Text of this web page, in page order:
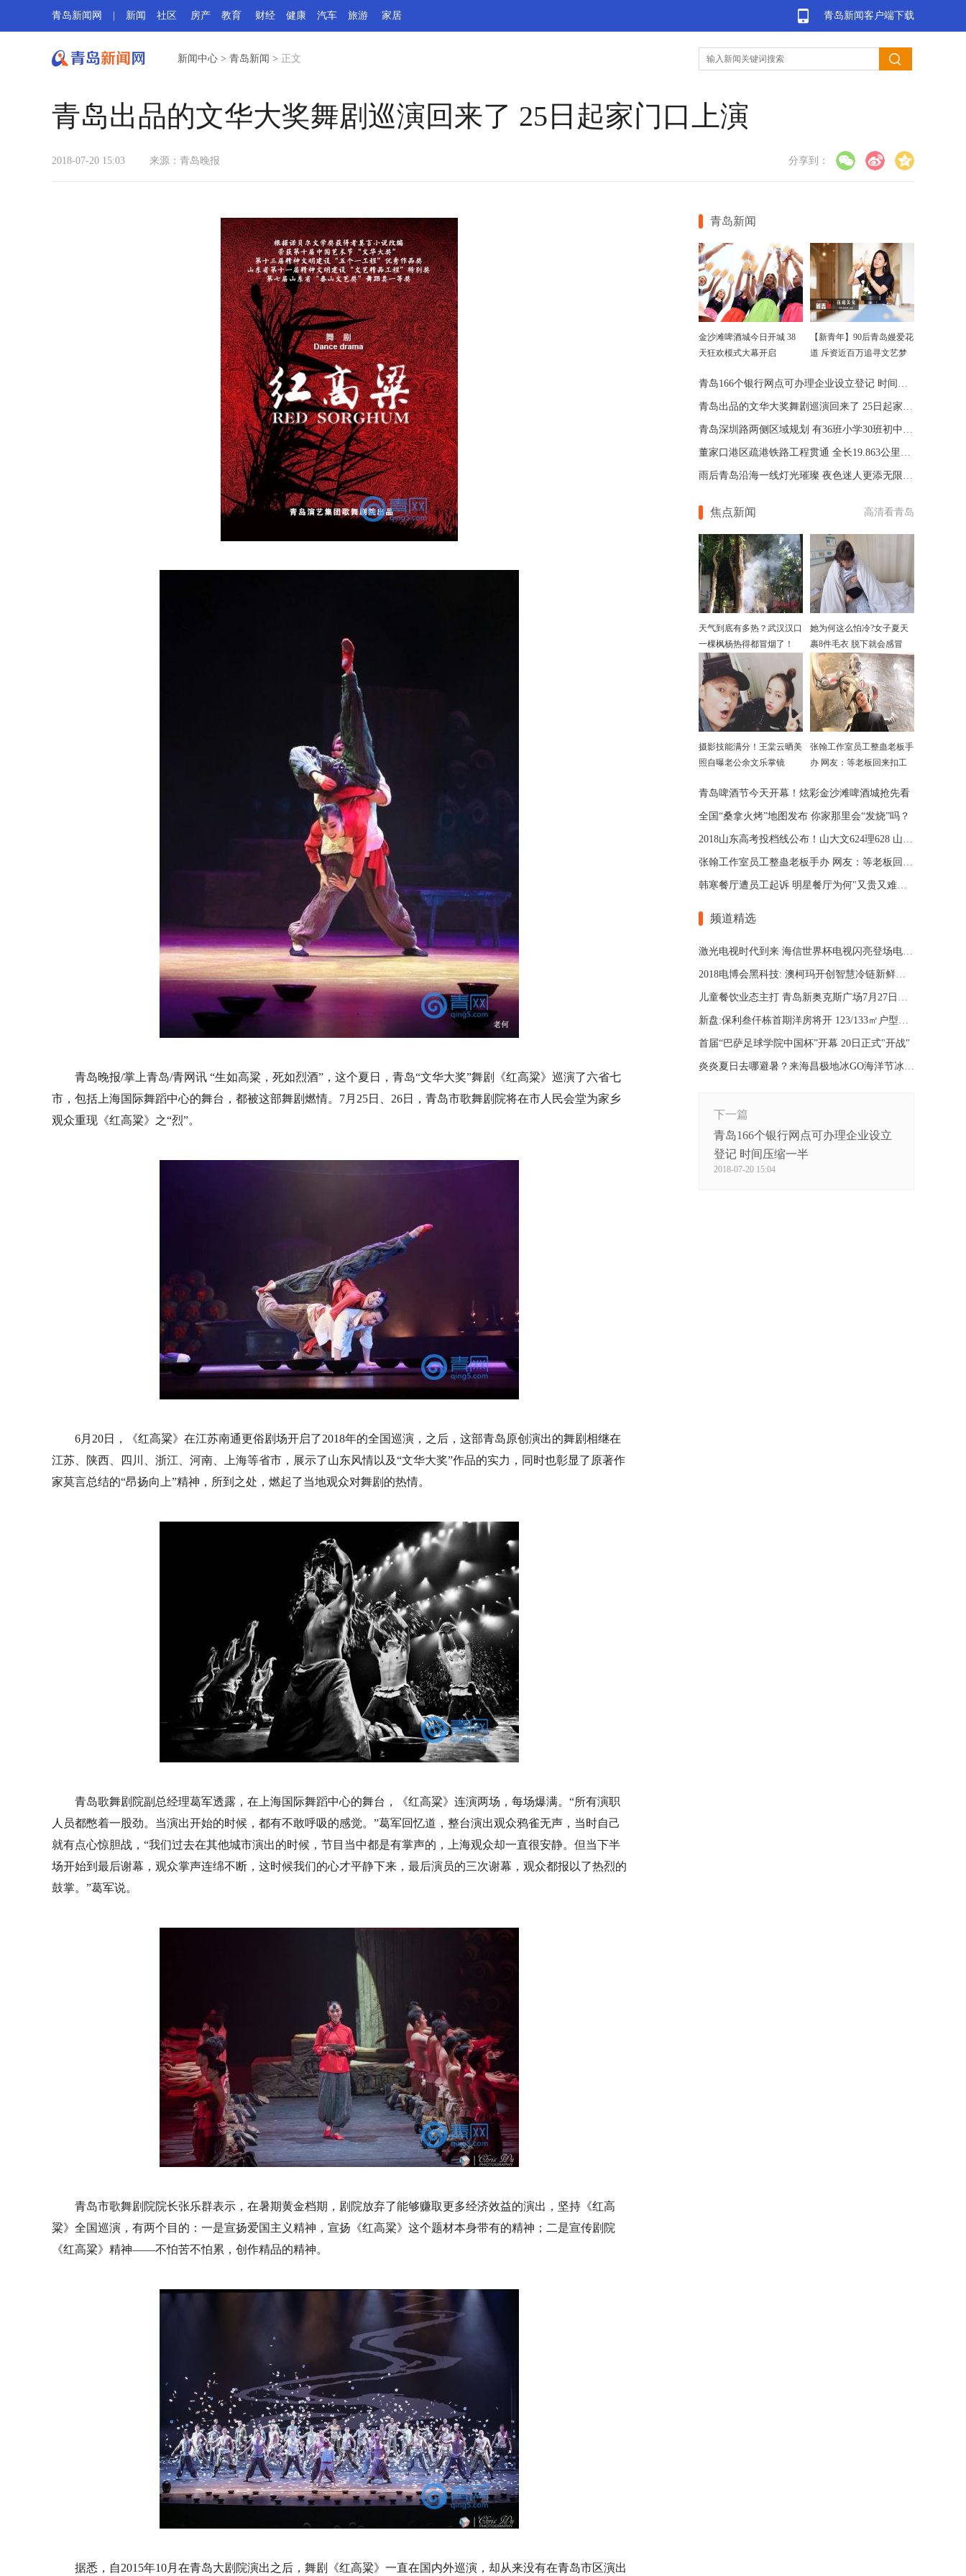
青岛新闻客户端下载
青岛新闻网 新闻 社区 房产 教育 财经 健康 汽车 旅游 家居
新闻中心 > 青岛新闻 > 正文
青岛出品的文华大奖舞剧巡演回来了 25日起家门口上演
2018-07-20 15:03 来源： 青岛晚报 分享到：
青岛晚报/掌上青岛/青网讯 “生如高粱，死如烈酒”，这个夏日，青岛“文华大奖”舞剧《红高粱》巡演了六省七
市，包括上海国际舞蹈中心的舞台，都被这部舞剧燃情。7月25日、26日，青岛市歌舞剧院将在市人民会堂为家乡
观众重现《红高粱》之“烈”。
6月20日，《红高粱》在江苏南通更俗剧场开启了2018年的全国巡演，之后，这部青岛原创演出的舞剧相继在
江苏、陕西、四川、浙江、河南、上海等省市，展示了山东风情以及“文华大奖”作品的实力，同时也彰显了原著作
家莫言总结的“昂扬向上”精神，所到之处，燃起了当地观众对舞剧的热情。
青岛歌舞剧院副总经理葛军透露，在上海国际舞蹈中心的舞台，《红高粱》连演两场，每场爆满。“所有演职
人员都憋着一股劲。当演出开始的时候，都有不敢呼吸的感觉。”葛军回忆道，整台演出观众鸦雀无声，当时自己
就有点心惊胆战，“我们过去在其他城市演出的时候，节目当中都是有掌声的，上海观众却一直很安静。但当下半
场开始到最后谢幕，观众掌声连绵不断，这时候我们的心才平静下来，最后演员的三次谢幕，观众都报以了热烈的
鼓掌。”葛军说。
青岛市歌舞剧院院长张乐群表示，在暑期黄金档期，剧院放弃了能够赚取更多经济效益的演出，坚持《红高
粱》全国巡演，有两个目的：一是宣扬爱国主义精神，宣扬《红高粱》这个题材本身带有的精神；二是宣传剧院
《红高粱》精神——不怕苦不怕累，创作精品的精神。
据悉，自2015年10月在青岛大剧院演出之后，舞剧《红高粱》一直在国内外巡演，却从来没有在青岛市区演出
青岛新闻
金沙滩啤酒城今日开城 38
天狂欢模式大幕开启
【新青年】90后青岛嫚爱花
道 斥资近百万追寻文艺梦
青岛166个银行网点可办理企业设立登记 时间压缩一半
青岛出品的文华大奖舞剧巡演回来了 25日起家门口上演
青岛深圳路两侧区域规划 有36班小学30班初中及变电站
董家口港区疏港铁路工程贯通 全长19.863公里年底开通
雨后青岛沿海一线灯光璀璨 夜色迷人更添无限魅力(图)
焦点新闻 高清看青岛
天气到底有多热？武汉汉口
一棵枫杨热得都冒烟了！
她为何这么怕冷?女子夏天
裹8件毛衣 脱下就会感冒
摄影技能满分！王棠云晒美
照自曝老公余文乐掌镜
张翰工作室员工整蛊老板手
办 网友：等老板回来扣工
青岛啤酒节今天开幕！炫彩金沙滩啤酒城抢先看
全国“桑拿火烤”地图发布 你家那里会“发烧”吗？
2018山东高考投档线公布！山大文624理628 山师文589理570
张翰工作室员工整蛊老板手办 网友：等老板回来扣工资
韩寒餐厅遭员工起诉 明星餐厅为何"又贵又难吃"?
频道精选
激光电视时代到来 海信世界杯电视闪亮登场电博会
2018电博会黑科技: 澳柯玛开创智慧冷链新鲜生活
儿童餐饮业态主打 青岛新奥克斯广场7月27日正式开业
新盘:保利叁仟栋首期洋房将开 123/133㎡户型曝光
首届“巴萨足球学院中国杯”开幕 20日正式"开战"
炎炎夏日去哪避暑？来海昌极地冰GO海洋节冰爽一夏！
下一篇
青岛166个银行网点可办理企业设立
登记 时间压缩一半
2018-07-20 15:04